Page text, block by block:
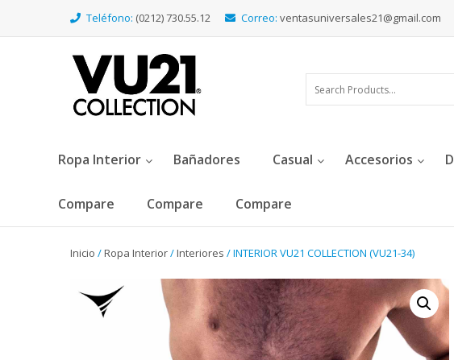
Teléfono: (0212) 730.55.12 Correo: ventasuniversales21@gmail.com
Ropa Interior Bañadores Casual Accesorios
Compare Compare Compare
Inicio /Ropa Interior/Interiores / INTERIOR VU21 COLLECTION (VU21-34)